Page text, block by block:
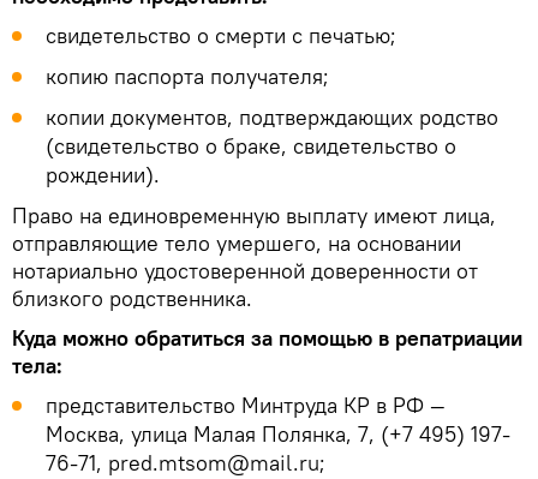
свидетельство о смерти с печатью;
копию паспорта получателя;
копии документов, подтверждающих родство
(свидетельство о браке, свидетельство о
рождении).
Право на единовременную выплату имеют лица,
отправляющие тело умершего, на основании
нотариально удостоверенной доверенности от
близкого родственника.
Куда можно обратиться за помощью в репатриации
тела:
представительство Минтруда КР в РФ —
Москва, улица Малая Полянка, 7, (+7 495) 197-
76-71, pred.mtsom@mail.ru;